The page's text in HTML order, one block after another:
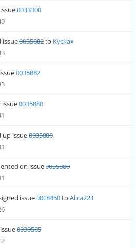
0033300
issue0035882to Kyckax
0035882
issue0035880
up issue0035880
on issue0035880
issue0008450to Alica228
0030585